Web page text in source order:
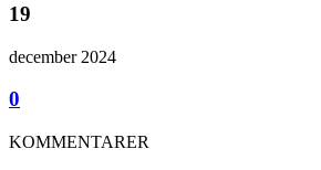
19
december 2024
0
KOMMENTARER